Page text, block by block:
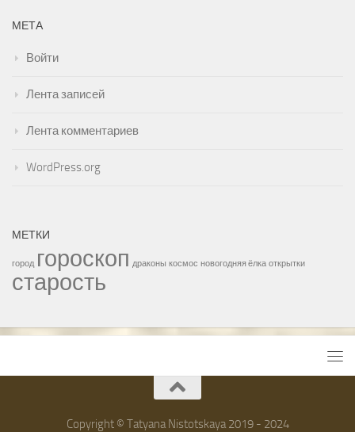
МЕТА
Войти
Лента записей
Лента комментариев
WordPress.org
МЕТКИ
город гороскоп драконы космос новогодняя ёлка открытки
старость
Copyright © Tatyana Nistotskaya 2019 - 2024